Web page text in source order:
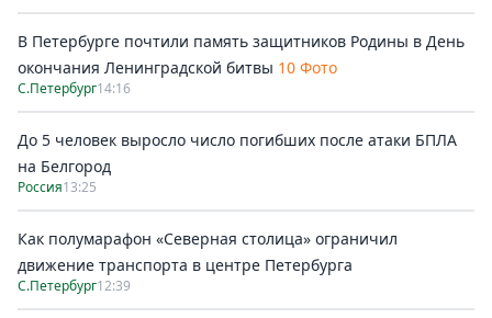
В Петербурге почтили память защитников Родины в День
окончания Ленинградской битвы 10 Фото
С.Петербург14:16
До 5 человек выросло число погибших после атаки БПЛА
на Белгород
Россия13:25
Как полумарафон «Северная столица» ограничил
движение транспорта в центре Петербурга
С.Петербург12:39